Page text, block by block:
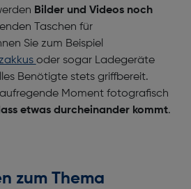
Bilder und Videos noch
Taschen für
Sie zum Beispiel
oder sogar Ladegeräte
Benötigte stets griffbereit.
Moment fotografisch
etwas durcheinander kommt.
zum Thema